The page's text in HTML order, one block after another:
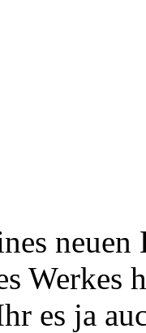
neuen
es ja